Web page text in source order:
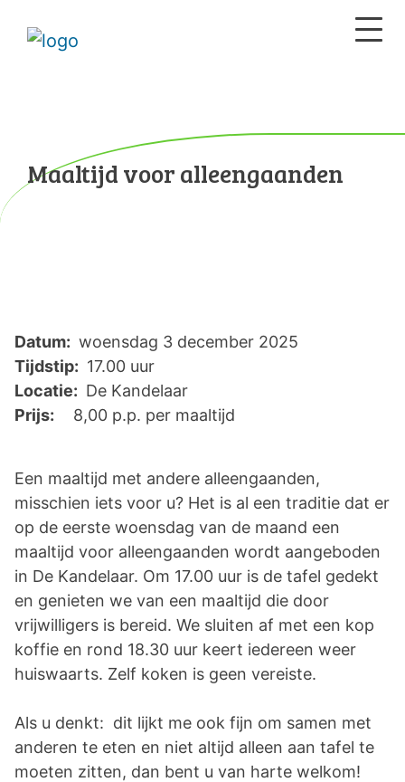
Maaltijd voor alleengaanden
Datum: woensdag 3 december 2025
Tijdstip: 17.00 uur
Locatie: De Kandelaar
Prijs:
8,00 p.p. per maaltijd
Een maaltijd met andere alleengaanden,
misschien iets voor u? Het is al een traditie dat er
op de eerste woensdag van de maand een
maaltijd voor alleengaanden wordt aangeboden
in De Kandelaar. Om 17.00 uur is de tafel gedekt
en genieten we van een maaltijd die door
vrijwilligers is bereid. We sluiten af met een kop
koffie en rond 18.30 uur keert iedereen weer
huiswaarts. Zelf koken is geen vereiste.
Als u denkt: dit lijkt me ook fijn om samen met
anderen te eten en niet altijd alleen aan tafel te
moeten zitten, dan bent u van harte welkom!